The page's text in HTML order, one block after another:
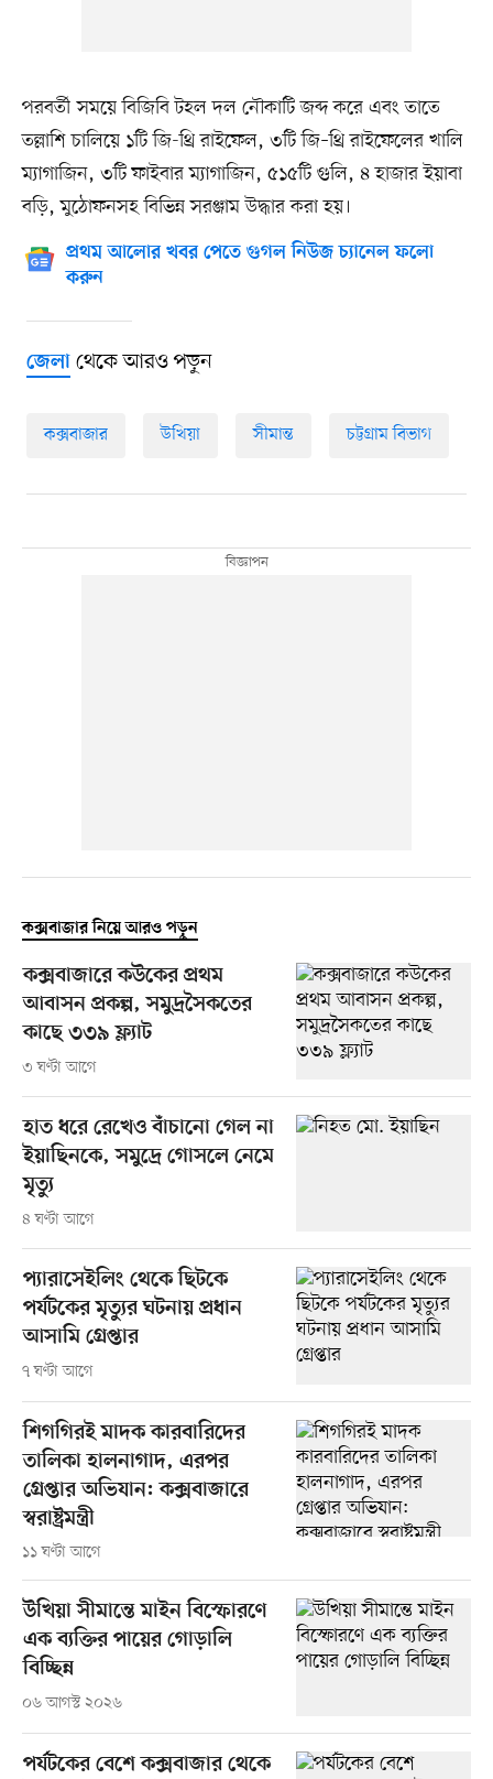
পরবর্তী সময়ে বিজিবি টহল দল নৌকাটি জব্দ করে এবং তাতে
তল্লাশি চালিয়ে ১টি জি-থ্রি রাইফেল, ৩টি জি–থ্রি রাইফেলের খালি
ম্যাগাজিন, ৩টি ফাইবার ম্যাগাজিন, ৫১৫টি গুলি, ৪ হাজার ইয়াবা
বড়ি, মুঠোফনসহ বিভিন্ন সরঞ্জাম উদ্ধার করা হয়।
প্রথম আলোর খবর পেতে গুগল নিউজ চ্যানেল ফলো
করুন
জেলাথেকে আরও পড়ুন
কক্সবাজার উখিয়া সীমান্ত চট্টগ্রাম বিভাগ
কক্সবাজার নিয়ে আরও পড়ুন
কক্সবাজারে কউকের প্রথম
আবাসন প্রকল্প, সমুদ্রসৈকতের
কাছে ৩৩৯ ফ্ল্যাট
৩ ঘণ্টা আগে
হাত ধরে রেখেও বাঁচানো গেল না
ইয়াছিনকে, সমুদ্রে গোসলে নেমে
মৃত্যু
৪ ঘণ্টা আগে
প্যারাসেইলিং থেকে ছিটকে
পর্যটকের মৃত্যুর ঘটনায় প্রধান
আসামি গ্রেপ্তার
৭ ঘণ্টা আগে
শিগগিরই মাদক কারবারিদের
তালিকা হালনাগাদ, এরপর
গ্রেপ্তার অভিযান: কক্সবাজারে
স্বরাষ্ট্রমন্ত্রী
১১ ঘণ্টা আগে
উখিয়া সীমান্তে মাইন বিস্ফোরণে
এক ব্যক্তির পায়ের গোড়ালি
বিচ্ছিন্ন
০৬ আগস্ট ২০২৬
পর্যটকের বেশে কক্সবাজার থেকে